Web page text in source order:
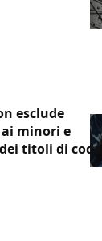
esclude
minori e
titoli di coda